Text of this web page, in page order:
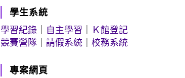
學生系統
學習紀錄
自主學習
Ｋ館登記
競賽營隊 ｜請假系統 ｜校務系統
專案網頁